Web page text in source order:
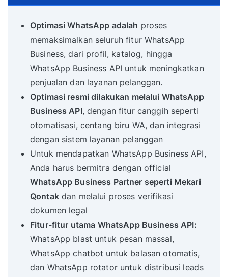
Optimasi WhatsApp adalah proses
memaksimalkan seluruh fitur WhatsApp
Business, dari profil, katalog, hingga
WhatsApp Business API untuk meningkatkan
penjualan dan layanan pelanggan.
Optimasi resmi dilakukan melalui WhatsApp
Business API, dengan fitur canggih seperti
otomatisasi, centang biru WA, dan integrasi
dengan sistem layanan pelanggan
Untuk mendapatkan WhatsApp Business API,
Anda harus bermitra dengan official
WhatsApp Business Partner seperti Mekari
Qontakdan melalui proses verifikasi
dokumen legal
Fitur-fitur utama WhatsApp Business API:
WhatsApp blast untuk pesan massal,
WhatsApp chatbot untuk balasan otomatis,
dan WhatsApp rotator untuk distribusi leads